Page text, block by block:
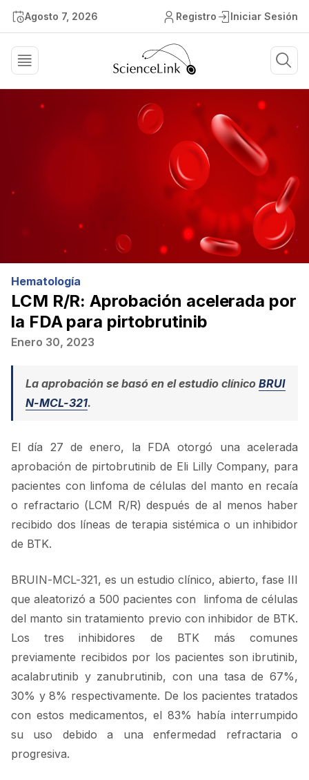
Agosto 7, 2026 Registro Iniciar Sesión
Hematología
LCM R/R: Aprobación acelerada por
la FDA para pirtobrutinib
Enero 30, 2023
La aprobación se basó en el estudio clínico BRUI
N-MCL-321.
El día 27 de enero, la FDA otorgó una acelerada
aprobación de pirtobrutinib de Eli Lilly Company, para
pacientes con linfoma de células del manto en recaía
o refractario (LCM R/R) después de al menos haber
recibido dos líneas de terapia sistémica o un inhibidor
de BTK.
BRUIN-MCL-321, es un estudio clínico, abierto, fase III
que aleatorizó a 500 pacientes con linfoma de células
del manto sin tratamiento previo con inhibidor de BTK.
Los tres inhibidores de BTK más comunes
previamente recibidos por los pacientes son ibrutinib,
acalabrutinib y zanubrutinib, con una tasa de 67%,
30% y 8% respectivamente. De los pacientes tratados
con estos medicamentos, el 83% había interrumpido
su uso debido a una enfermedad refractaria o
progresiva.